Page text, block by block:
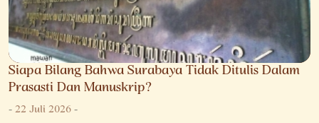
Siapa Bilang Bahwa Surabaya Tidak Ditulis Dalam
Prasasti Dan Manuskrip?
-22 Juli 2026-